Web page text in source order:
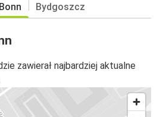
Bonn Bydgoszcz
zawierał najbardziej aktualne